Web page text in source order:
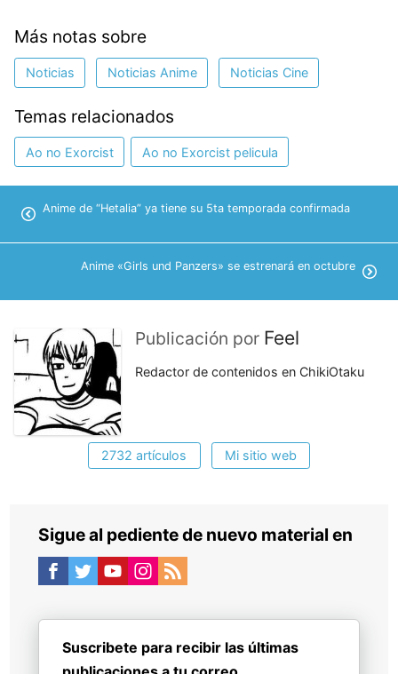
Más notas sobre
Noticias Noticias Anime Noticias Cine
Temas relacionados
Ao no Exorcist Ao no Exorcist pelicula
Anime de “Hetalia” ya tiene su 5ta temporada confirmada
Anime «Girls und Panzers» se estrenará en octubre
Publicación por Feel
Redactor de contenidos en ChikiOtaku
2732 artículos Mi sitio web
Sigue al pediente de nuevo material en
Suscribete para recibir las últimas